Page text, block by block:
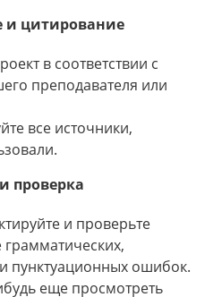
и цитирование
в соответствии с
преподавателя или
все источники,
проверка
и проверьте
пунктуационных ошибок.
еще просмотреть